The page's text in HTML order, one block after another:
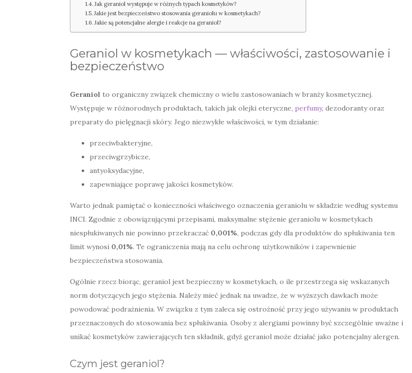
Jak geraniol występuje w różnych typach kosmetyków?
Jakie jest bezpieczeństwo stosowania geraniolu w kosmetykach?
Jakie są potencjalne alergie i reakcje na geraniol?
Geraniol w kosmetykach — właściwości, zastosowanie i
bezpieczeństwo
Geraniol to organiczny związek chemiczny o wielu zastosowaniach w branży kosmetycznej.
Występuje w różnorodnych produktach, takich jak olejki eteryczne, perfumy, dezodoranty oraz
preparaty do pielęgnacji skóry. Jego niezwykłe właściwości, w tym działanie:
przeciwbakteryjne,
przeciwgrzybicze,
antyoksydacyjne,
zapewniające poprawę jakości kosmetyków.
Warto jednak pamiętać o konieczności właściwego oznaczenia geraniolu w składzie według systemu
INCI. Zgodnie z obowiązującymi przepisami, maksymalne stężenie geraniolu w kosmetykach
niespłukiwanych nie powinno przekraczać 0,001%, podczas gdy dla produktów do spłukiwania ten
limit wynosi 0,01%. Te ograniczenia mają na celu ochronę użytkowników i zapewnienie
bezpieczeństwa stosowania.
Ogólnie rzecz biorąc, geraniol jest bezpieczny w kosmetykach, o ile przestrzega się wskazanych
norm dotyczących jego stężenia. Należy mieć jednak na uwadze, że w wyższych dawkach może
powodować podrażnienia. W związku z tym zaleca się ostrożność przy jego używaniu w produktach
przeznaczonych do stosowania bez spłukiwania. Osoby z alergiami powinny być szczególnie uważne i
unikać kosmetyków zawierających ten składnik, gdyż geraniol może działać jako potencjalny alergen.
Czym jest geraniol?